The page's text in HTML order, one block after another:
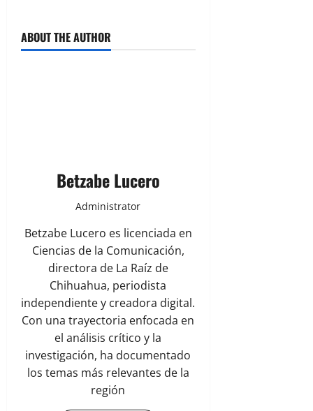
ABOUT THE AUTHOR
Betzabe Lucero
Administrator
Betzabe Lucero es licenciada en
Ciencias de la Comunicación,
directora de La Raíz de
Chihuahua, periodista
independiente y creadora digital.
Con una trayectoria enfocada en
el análisis crítico y la
investigación, ha documentado
los temas más relevantes de la
región